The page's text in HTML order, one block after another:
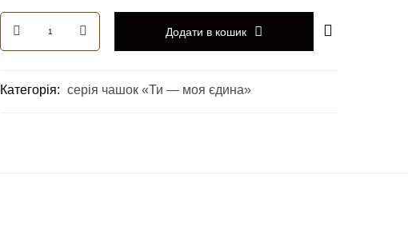
Додати в кошик
Категорія: серія чашок «Ти — моя єдина»